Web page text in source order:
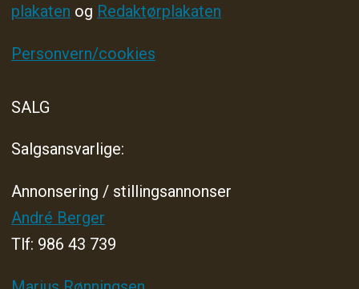
plakaten og Redaktørplakaten
Personvern/cookies
SALG
Salgsansvarlige:
Annonsering / stillingsannonser
André Berger
Tlf: 986 43 739